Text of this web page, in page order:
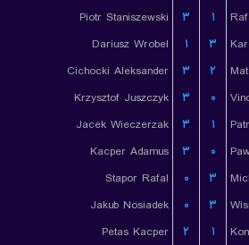
Piotr Staniszewski
۳ ۱
Dariusz Wrobel
۱ ۳
Cichocki Aleksander
۳ ۲
Krzysztof Juszczyk
۳ ۰
Jacek Wieczerzak
۳ ۱
Kacper Adamus
۳ ۰
Stapor Rafal
۰ ۳
Jakub Nosiadek
۰ ۳
Petas Kacper
۲ ۱